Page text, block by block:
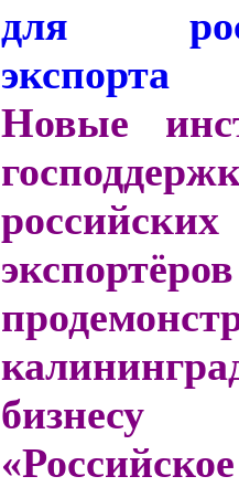
Новые
российских
экспортёров
«Российское